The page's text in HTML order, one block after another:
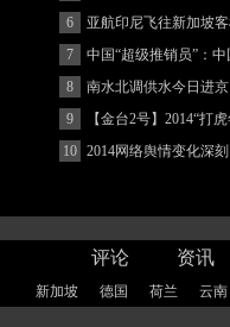
(图)
6
亚航印尼飞往新加坡
客
7
中国“超级推销员”：
8
南水北调供水今日进
9
【金台2号】2014“打
10 2014网络舆情变化深
评论 资讯
新加坡 德国 荷兰 云南